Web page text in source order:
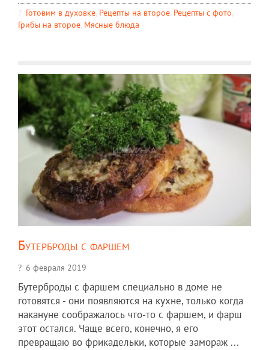
Готовим в духовке, Рецепты на второе, Рецепты c фото,
Грибы на второе, Мясные блюда
Бутерброды с фаршем
6 февраля 2019
Бутерброды с фаршем специально в доме не
готовятся - они появляются на кухне, только когда
накануне соображалось что-то с фаршем, и фарш
этот остался. Чаще всего, конечно, я его
превращаю во фрикадельки, которые замораж ...